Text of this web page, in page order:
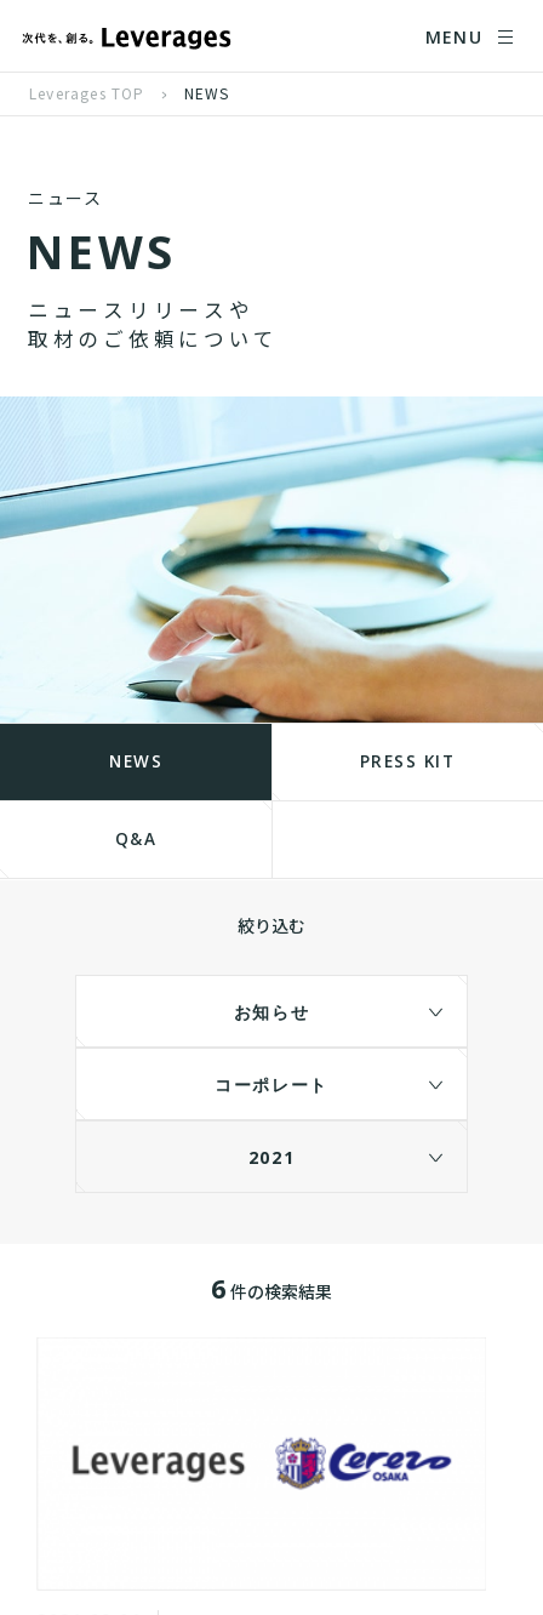
MENU
Leverages TOP NEWS
ニュース
NEWS
ニ ュ ー ス リ リ ー ス や
取 材 の ご 依 頼 に つ い て
NEWS PRESS KIT
Q&A
絞り込む
お知らせ
コーポレート
2021
6 件の検索結果